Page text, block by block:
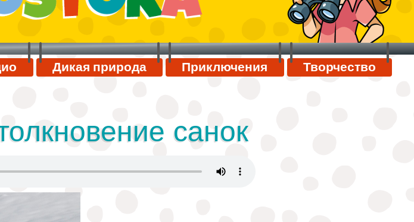
Дикая природа Приключения Творчество
санок